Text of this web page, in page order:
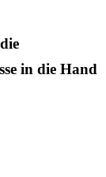
in die Hand